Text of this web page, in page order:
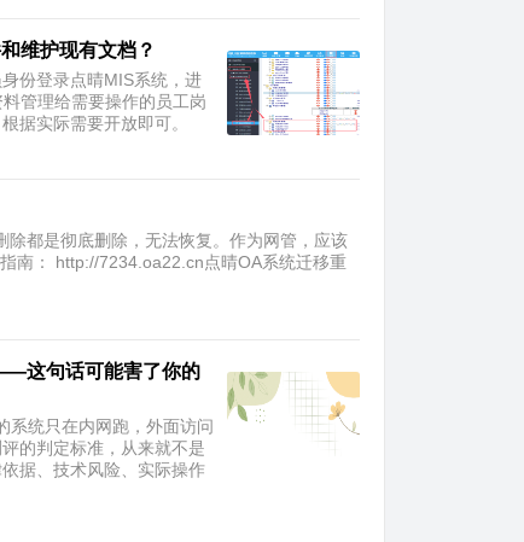
维护现有文档？
份登录点晴MIS系统，进
管理给需要操作的员工岗
据实际需要开放即可。
都是彻底删除，无法恢复。作为网管，应该
南： http://7234.oa22.cn点晴OA系统迁移重
这句话可能害了你的
统只在内网跑，外面访问
的判定标准，从来就不是
据、技术风险、实际操作